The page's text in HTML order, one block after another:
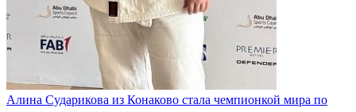
Алина Сударикова из Конаково стала чемпионкой мира по